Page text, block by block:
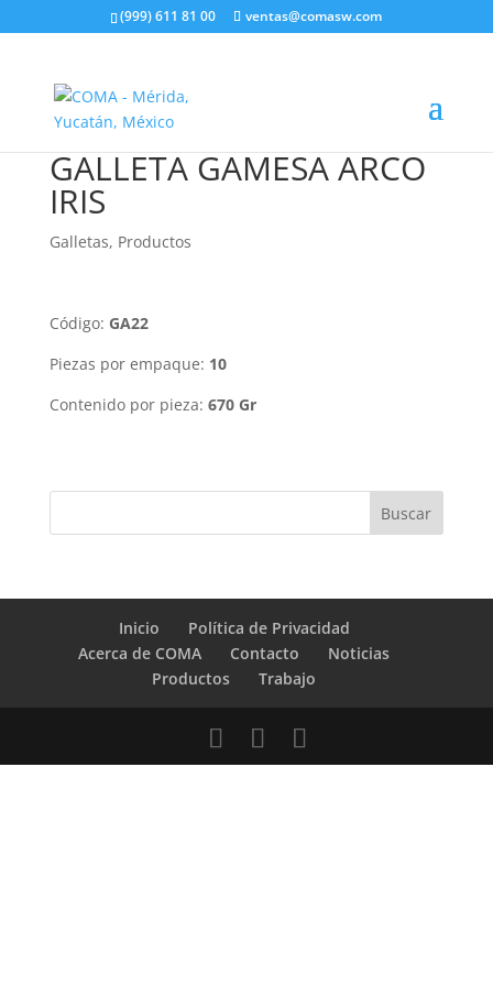
(999) 611 81 00 ventas@comasw.com
GALLETA GAMESA ARCO
IRIS
Galletas, Productos
Código: GA22
Piezas por empaque: 10
Contenido por pieza: 670 Gr
Inicio
Política de Privacidad
Acerca de COMA
Contacto
Noticias
Productos
Trabajo